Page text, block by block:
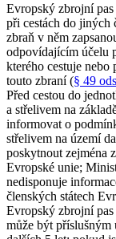
Evropský zbrojní
při cestách do jiných
zbraň v něm
odpovídajícím účelu
kterého cestuje nebo
touto zbraní (§ 49
Před cestou do
a střelivem na
informovat o
střelivem na území
poskytnout zejména
Evropské unie;
nedisponuje
členských státech
Evropský zbrojní pas
může být příslušným